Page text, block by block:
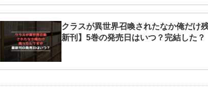
クラスが異世界召喚されたなか俺だけ
新刊】5巻の発売日はいつ？完結した？